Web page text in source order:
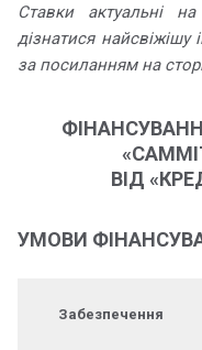
Ставки актуальні
дізнатися найсвіжішу
за посиланням на
ВІД
УМОВИ
Забезпечення